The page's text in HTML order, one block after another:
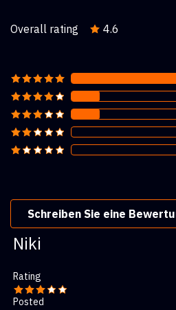
Overall rating 4.6
Schreiben Sie eine
Niki
Rating
Posted